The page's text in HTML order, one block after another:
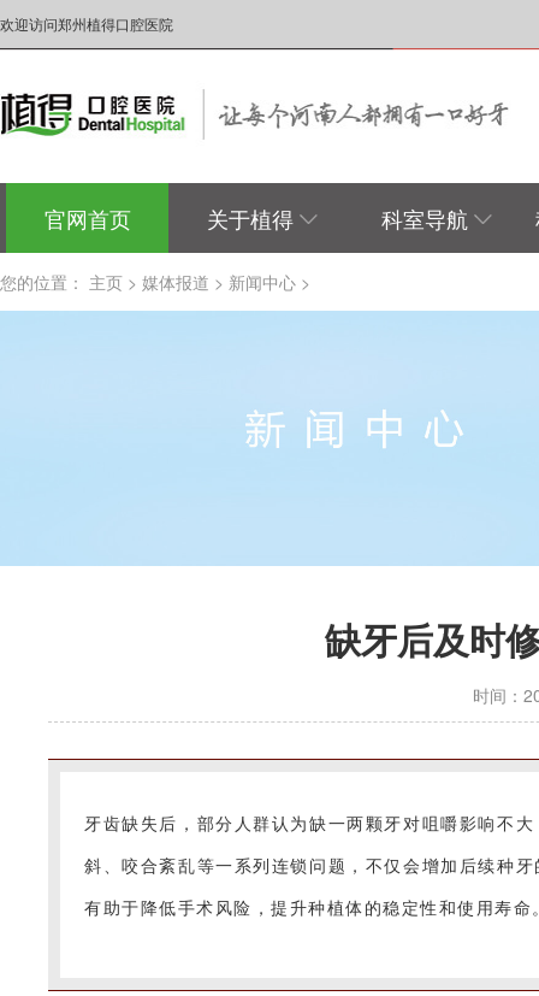
欢迎访问郑州植得口腔医院
官网首页 关于植得 科室导航
您的位置： 主页 > 媒体报道 > 新闻中心 >
缺牙后及时
时间：
牙齿缺失后，部分人群认为缺一两颗牙对咀嚼影响不
斜、咬合紊乱等一系列连锁问题，不仅会增加后续种
有助于降低手术风险，提升种植体的稳定性和使用寿命